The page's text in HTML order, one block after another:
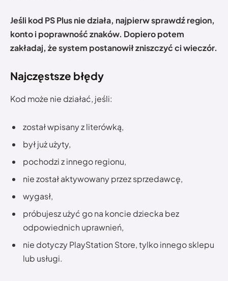
Jeśli kod PS Plus nie działa, najpierw sprawdź region,
konto i poprawność znaków. Dopiero potem
zakładaj, że system postanowił zniszczyć ci wieczór.
Najczęstsze błędy
Kod może nie działać, jeśli:
został wpisany z literówką,
był już użyty,
pochodzi z innego regionu,
nie został aktywowany przez sprzedawcę,
wygasł,
próbujesz użyć go na koncie dziecka bez
odpowiednich uprawnień,
nie dotyczy PlayStation Store, tylko innego sklepu
lub usługi.